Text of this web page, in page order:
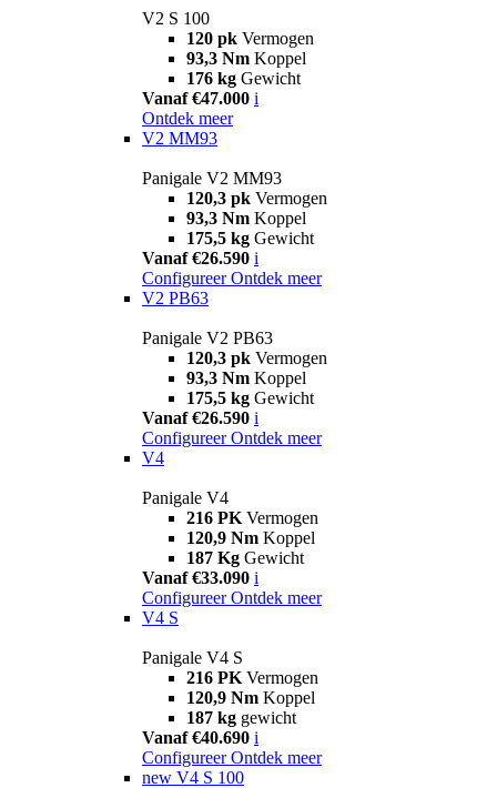
V2 S 100
120 pk Vermogen
93,3 Nm Koppel
176 kg Gewicht
Vanaf €47.000 i
Ontdek meer
V2 MM93
Panigale V2 MM93
120,3 pk Vermogen
93,3 Nm Koppel
175,5 kg Gewicht
Vanaf €26.590 i
Configureer Ontdek meer
V2 PB63
Panigale V2 PB63
120,3 pk Vermogen
93,3 Nm Koppel
175,5 kg Gewicht
Vanaf €26.590 i
Configureer Ontdek meer
V4
Panigale V4
216 PK Vermogen
120,9 Nm Koppel
187 Kg Gewicht
Vanaf €33.090 i
Configureer Ontdek meer
V4 S
Panigale V4 S
216 PK Vermogen
120,9 Nm Koppel
187 kg gewicht
Vanaf €40.690 i
Configureer Ontdek meer
new V4 S 100